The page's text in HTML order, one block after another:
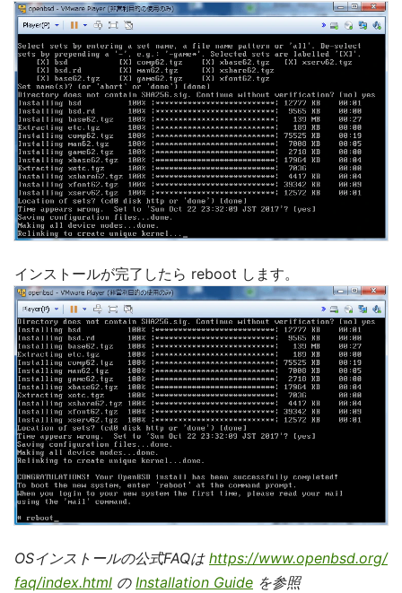
インストールが完了したら reboot します。
OSインストールの公式FAQは https://www.openbsd.org/
faq/index.html の Installation Guide を参照